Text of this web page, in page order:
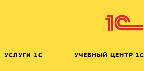
УСЛУГИ 1C УЧЕБНЫЙ ЦЕНТР 1C